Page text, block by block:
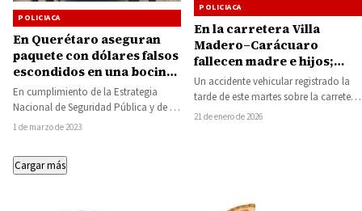
POLICIACA
En Querétaro aseguran
paquete con dólares falsos
escondidos en una bocina,
venía de Michoacán
En cumplimiento de la Estrategia
Nacional de Seguridad Pública y de la
política de Cero Impunidad del
1 de marzo de 2023
POLICIACA
En la carretera Villa
Madero–Carácuaro
fallecen madre e hijos;
eran vecinos de Huetamo
Un accidente vehicular registrado la
tarde de este martes sobre la carretera
Villa Madero–Carácuaro cobró la vida
21 de enero de 2026
Cargar más